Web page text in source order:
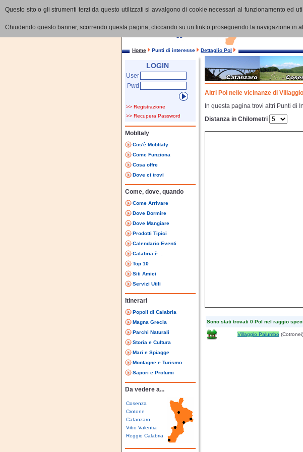
Questo sito o gli strumenti terzi da questo utilizzati si avvalgono di cookie necessari al funzionamento ed
Chiudendo questo banner, scorrendo questa pagina, cliccando su un link o proseguendo la navigazione in
Home Punti di interesse Dettaglio PoI
LOGIN
User
Pwd
>> Registrazione
>> Recupera Password
MobItaly
Cos'è MobItaly
Come Funziona
Cosa offre
Dove ci trovi
Come, dove, quando
Come Arrivare
Dove Dormire
Dove Mangiare
Prodotti Tipici
Calendario Eventi
Calabria è ...
Top 10
Siti Amici
Servizi Utili
Itinerari
Popoli di Calabria
Magna Grecia
Parchi Naturali
Storia e Cultura
Mari e Spiagge
Montagne e Turismo
Sapori e Profumi
Da vedere a...
Cosenza
Crotone
Catanzaro
Vibo Valentia
Reggio Calabria
Altri PoI nelle vicinanze di
In questa pagina trovi altri Punti di
Distanza in Chilometri
Sono stati trovati 0 PoI nel raggio
Villaggio Palumbo (Cotronei)